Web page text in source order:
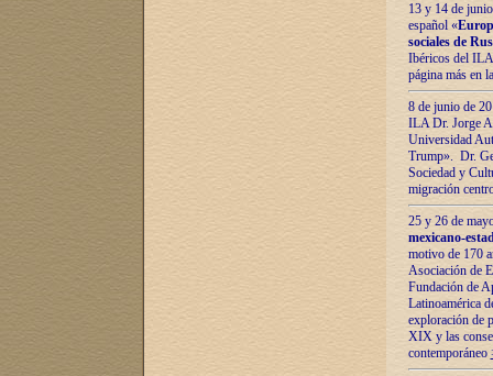
13 y 14 de
español «
sociales de
Ibéricos del ILA
página más en
8 de junio de
ILA Dr. Jorge
Universidad
Trump». Dr.
Sociedad y
migración
25 y 26 de
mexicano-
motivo de 170
Asociación de
Fundación de
Latinoamérica
exploración de
XIX y las
contemporáneo